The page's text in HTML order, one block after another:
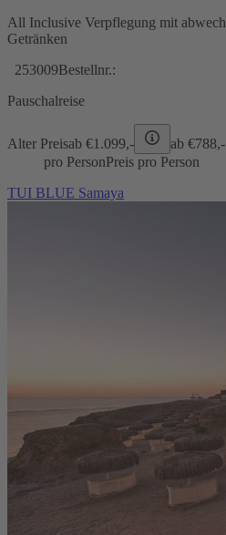
All Inclusive Verpflegung mit
Getränken
253009Bestellnr.:
Pauschalreise
Alter Preisab €1.099,- ab €788,-
pro PersonPreis pro Person
TUI BLUE Samaya